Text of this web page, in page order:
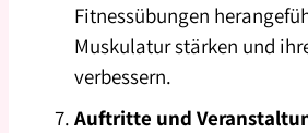
Fitnessübungen
Muskulatur stärken und
verbessern.
Auftritte und